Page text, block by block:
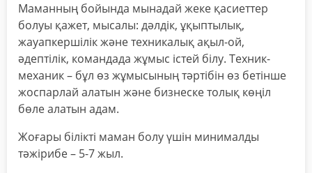
Маманның бойында мынадай жеке қасиеттер
болуы қажет, мысалы: дәлдік, ұқыптылық,
жауапкершілік және техникалық ақыл-ой,
әдептілік, командада жұмыс істей білу. Техник-
механик – бұл өз жұмысының тәртібін өз бетінше
жоспарлай алатын және бизнеске толық көңіл
бөле алатын адам.
Жоғары білікті маман болу үшін минималды
тәжірибе – 5-7 жыл.